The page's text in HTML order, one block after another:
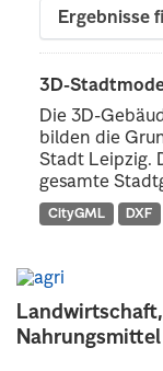
Nahrungsmittel
Ergebnisse
3D-
Die 3D-
bilden die
Stadt Leipzig.
gesamte
CityGML DXF